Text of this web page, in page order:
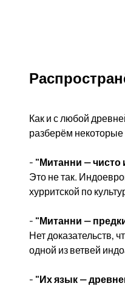
Как и с любой
разберём некоторые
- "Митанни — чисто
Это не так.
хурритской по
- "Митанни —
Нет доказательств,
одной из ветвей
- "Их язык —